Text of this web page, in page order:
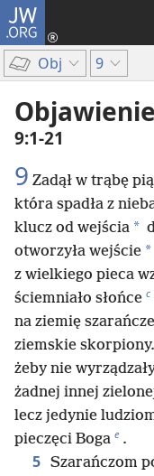
JW.ORG
Obj 9
9:1-21
9 Zadął w trąbę
która spadła z
klucz od wejścia *
otworzyła wejście *
z wielkiego pieca
ściemniało słońce c
na ziemię szarańcze
ziemskie skorpiony.
żeby nie
żadnej innej
lecz jedynie
pieczęci Boga e .
5 Szarańczom